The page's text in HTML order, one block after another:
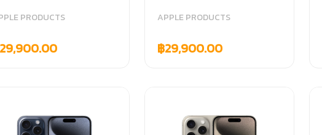
PRODUCTS APPLE PRODUCTS
฿29,900.00